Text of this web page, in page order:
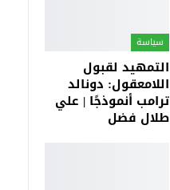
سياسة
التمهيد لقبول
اللامعقول: دونالد
ترامب أنموذجًا | علي
طلال فضل